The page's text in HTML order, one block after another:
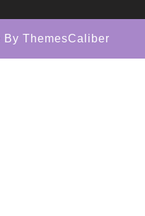
By ThemesCaliber